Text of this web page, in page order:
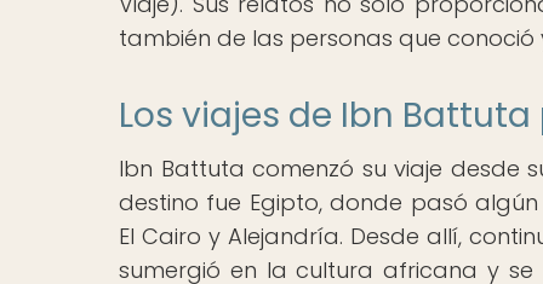
también de las personas que
Los viajes de Ibn
Ibn Battuta comenzó su viaje desde
destino fue Egipto, donde pasó
El Cairo y Alejandría. Desde allí,
sumergió en la cultura africana y